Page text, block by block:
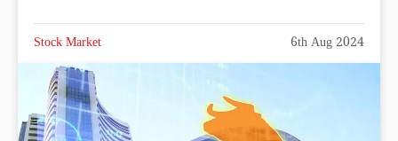
Stock Market 6th Aug 2024